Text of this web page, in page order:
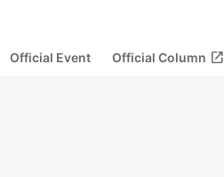
Official Event Official Column open_in_new